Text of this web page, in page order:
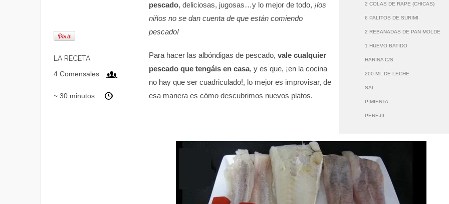
LA RECETA
4 Comensales
~ 30 minutos
2 COLAS DE RAPE (CHICAS)
6 PALITOS DE SURIMI
2 REBANADAS DE PAN MOLDE
1 HUEVO BATIDO
HARINA C/S
200 ML DE LECHE
SAL
PIMIENTA
PEREJIL
pescado, deliciosas, jugosas…y lo mejor de todo, ¡los
niños no se dan cuenta de que están comiendo
pescado!
Para hacer las albóndigas de pescado, vale cualquier
pescado que tengáis en casa, y es que, ¡en la cocina
no hay que ser cuadriculado!, lo mejor es improvisar, de
esa manera es cómo descubrimos nuevos platos.